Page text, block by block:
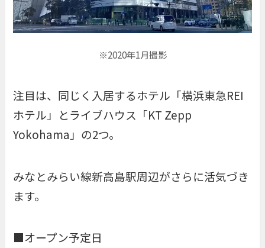
※2020年1月撮影
注目は、同じく入居するホテル「横浜東急REI
ホテル 」とライブハウス「KT Zepp
Yokohama 」の2つ。
みなとみらい線新高島駅周辺がさらに活気づき
ます。
■オープン予定日